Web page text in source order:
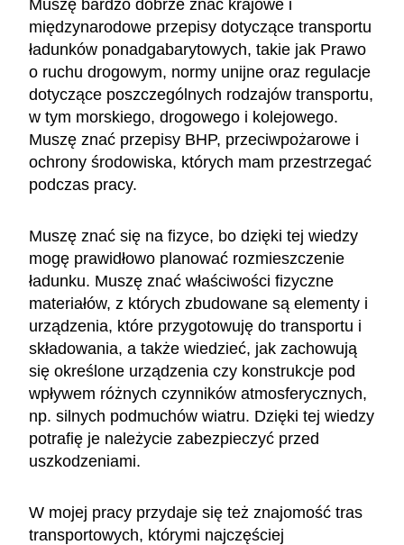
Muszę bardzo dobrze znać krajowe i
międzynarodowe przepisy dotyczące transportu
ładunków ponadgabarytowych, takie jak Prawo
o ruchu drogowym, normy unijne oraz regulacje
dotyczące poszczególnych rodzajów transportu,
w tym morskiego, drogowego i kolejowego.
Muszę znać przepisy BHP, przeciwpożarowe i
ochrony środowiska, których mam przestrzegać
podczas pracy.
Muszę znać się na fizyce, bo dzięki tej wiedzy
mogę prawidłowo planować rozmieszczenie
ładunku. Muszę znać właściwości fizyczne
materiałów, z których zbudowane są elementy i
urządzenia, które przygotowuję do transportu i
składowania, a także wiedzieć, jak zachowują
się określone urządzenia czy konstrukcje pod
wpływem różnych czynników atmosferycznych,
np. silnych podmuchów wiatru. Dzięki tej wiedzy
potrafię je należycie zabezpieczyć przed
uszkodzeniami.
W mojej pracy przydaje się też znajomość tras
transportowych, którymi najczęściej